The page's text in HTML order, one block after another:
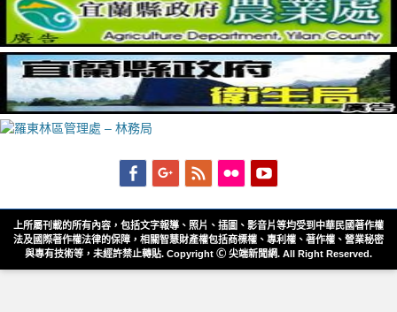
FacebookGoogleplus
Feed Flickr
上所屬刊載的所有內容，包括文字報導、照片、插圖、影音片等均受到中華民國著作權
法及國際著作權法律的保障，相關智慧財產權包括商標權、專利權、著作權、營業秘密
與專有技術等，未經許禁止轉貼. Copyright Ⓒ 尖端新聞網. All Right Reserved.